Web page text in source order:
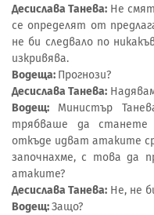
Десислава Танева: Не
се определят от
не би следвало по
изкривява.
Водеща: Прогнози?
Десислава Танева:
Водещ: Министър
трябваше да станете
откъде идват атаките
започнахме, с това да
атаките?
Десислава Танева: Не, не
Водещ:Защо?